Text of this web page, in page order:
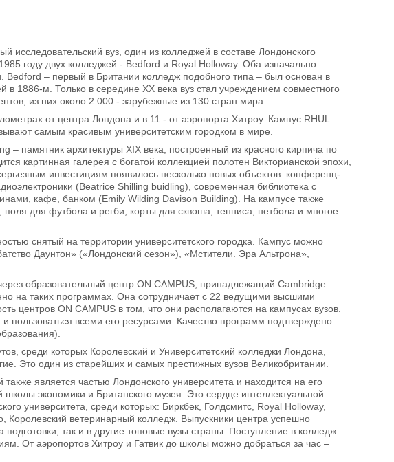
исследовательский вуз, один из колледжей в составе Лондонского
году двух колледжей - Bedford и Royal Holloway. Оба изначально
– первый в Британии колледж подобного типа – был основан в
в 1886-м. Только в середине XX века вуз стал учреждением совместного
из них около 2.000 - зарубежные из 130 стран мира.
от центра Лондона и в 11 - от аэропорта Хитроу. Кампус RHUL
самым красивым университетским городком в мире.
памятник архитектуры XIX века, построенный из красного кирпича по
картинная галерея с богатой коллекцией полотен Викторианской эпохи,
инвестициям появилось несколько новых объектов: конференц-
(Beatrice Shilling buidling), современная библиотека с
кафе, банком (Emily Wilding Davison Building). На кампусе также
для футбола и регби, корты для сквоша, тенниса, нетбола и многое
снятый на территории университетского городка. Кампус можно
Даунтон» («Лондонский сезон»), «Мстители. Эра Альтрона»,
образовательный центр ON CAMPUS, принадлежащий Cambridge
на таких программах. Она сотрудничает с 22 ведущими высшими
ON CAMPUS в том, что они располагаются на кампусах вузов.
пользоваться всеми его ресурсами. Качество программ подтверждено
среди которых Королевский и Университетский колледжи Лондона,
Это один из старейших и самых престижных вузов Великобритании.
является частью Лондонского университета и находится на его
экономики и Британского музея. Это сердце интеллектуальной
университета, среди которых: Биркбек, Голдсмитс, Royal Holloway,
Королевский ветеринарный колледж. Выпускники центра успешно
так и в другие топовые вузы страны. Поступление в колледж
От аэропортов Хитроу и Гатвик до школы можно добраться за час –